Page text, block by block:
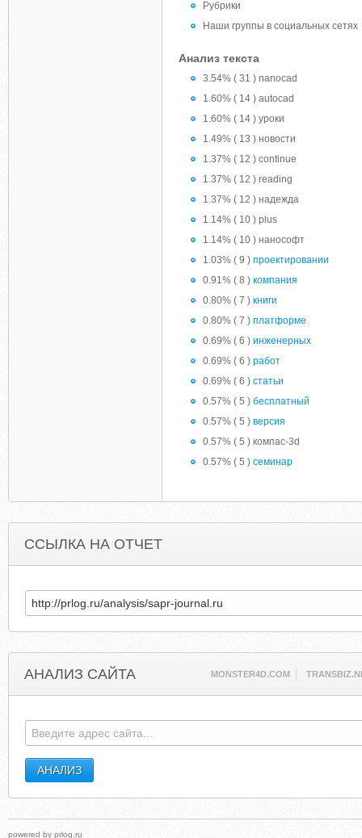
Рубрики
Наши группы в социальных сетях
Анализ текста
3.54% ( 31 ) nanocad
1.60% ( 14 ) autocad
1.60% ( 14 ) уроки
1.49% ( 13 ) новости
1.37% ( 12 ) continue
1.37% ( 12 ) reading
1.37% ( 12 ) надежда
1.14% ( 10 ) plus
1.14% ( 10 ) нанософт
1.03% ( 9 ) проектировании
0.91% ( 8 ) компания
0.80% ( 7 ) книги
0.80% ( 7 ) платформе
0.69% ( 6 ) инженерных
0.69% ( 6 ) работ
0.69% ( 6 ) статьи
0.57% ( 5 ) бесплатный
0.57% ( 5 ) версия
0.57% ( 5 ) компас-3d
0.57% ( 5 ) семинар
ССЫЛКА НА ОТЧЕТ
АНАЛИЗ САЙТА MONSTER4D.COM
powered by prlog.ru